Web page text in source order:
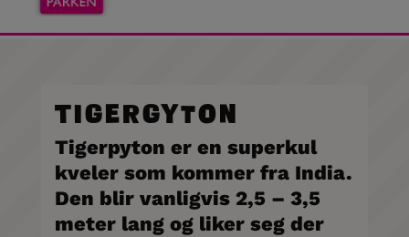
Tigergyton
Tigerpyton er en superkul
kveler som kommer fra India.
Den blir vanligvis 2,5 – 3,5
meter lang og liker seg der